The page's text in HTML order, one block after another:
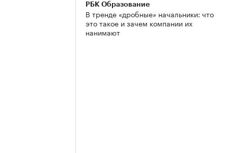
РБК Образование
В тренде «дробные» начальники: что
это такое и зачем компании их
нанимают